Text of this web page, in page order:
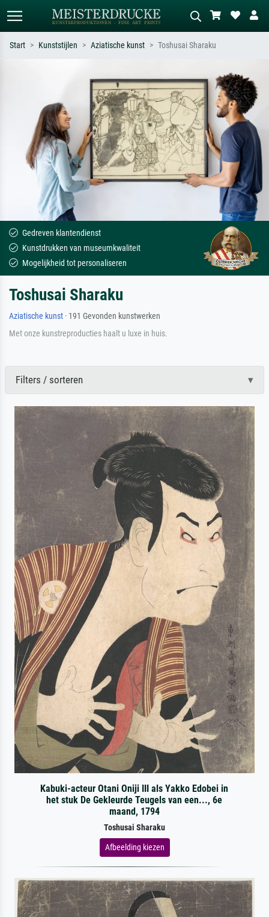
Zoek op kunstenaar, titel of stijl – bijv.
Monet, Sterrennacht, impressionisme,
Hokusai-golf, naakt.
Beschrijf de scène – bijv. groene
weide, abstract met veel rood, donker
olieverfschilderij, staand naakt naast
een boom.
Start Kunststijlen Aziatische kunst Toshusai Sharaku
Gedreven klantendienst
Kunstdrukken van museumkwaliteit
Mogelijkheid tot personaliseren
Toshusai Sharaku
Aziatische kunst · 191 Gevonden kunstwerken
Met onze kunstreproducties haalt u luxe in huis.
Filters / sorteren
Kabuki-acteur Otani Oniji III als Yakko Edobei in
het stuk De Gekleurde Teugels van een..., 6e
maand, 1794
Toshusai Sharaku
Afbeelding kiezen